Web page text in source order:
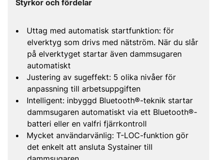
Styrkor och fördelar
Uttag med automatisk startfunktion: för
elverktyg som drivs med nätström. När du slår
på elverktyget startar även dammsugaren
automatiskt
Justering av sugeffekt: 5 olika nivåer för
anpassning till arbetsuppgiften
Intelligent: inbyggd Bluetooth®-teknik startar
dammsugaren automatiskt via ett Bluetooth®-
batteri eller en valfri fjärrkontroll
Mycket användarvänlig: T-LOC-funktion gör
det enkelt att ansluta Systainer till